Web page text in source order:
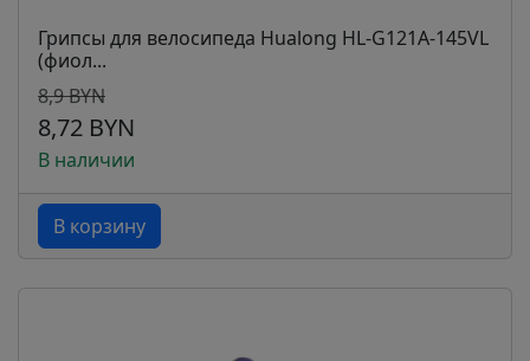
Грипсы для велосипеда Hualong HL-G121A-145VL
(фиол...
8,9 BYN
8,72 BYN
В наличии
В корзину